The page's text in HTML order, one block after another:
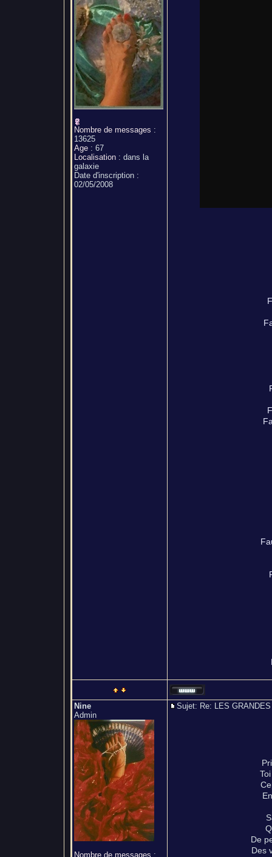
Nombre de messages :
13625
Age: 67
Localisation: dans la
galaxie
Date d'inscription :
02/05/2008
Nine
Admin
Nombre de messages :
Sujet: Re: LES
De
Des